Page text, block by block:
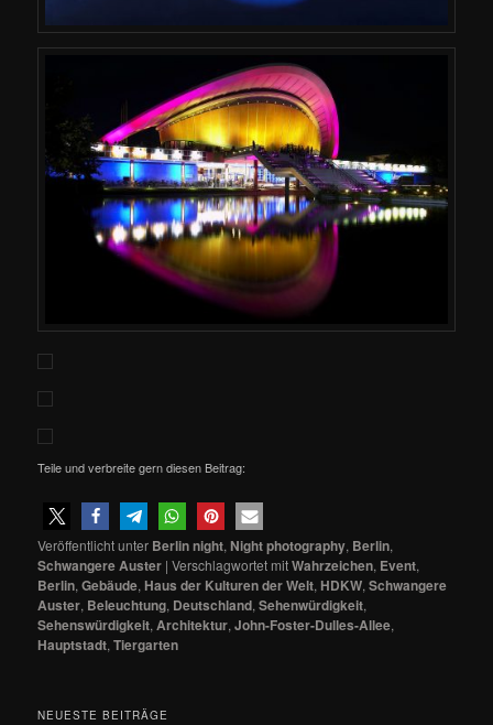
Teile und verbreite gern diesen Beitrag:
Veröffentlicht unter Berlin night, Night photography, Berlin,
Schwangere Auster |Verschlagwortet mitWahrzeichen, Event,
Berlin,Gebäude, Haus der Kulturen der Welt, HDKW,Schwangere
Auster, Beleuchtung, Deutschland,Sehenwürdigkeit,
Sehenswürdigkeit, Architektur,John-Foster-Dulles-Allee,
Hauptstadt,Tiergarten
NEUESTE BEITRÄGE